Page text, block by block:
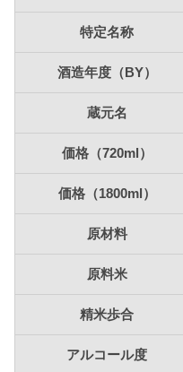
特定名称
酒造年度（BY）
蔵元名
価格（720ml）
価格（1800ml）
原材料
原料米
精米歩合
アルコール度